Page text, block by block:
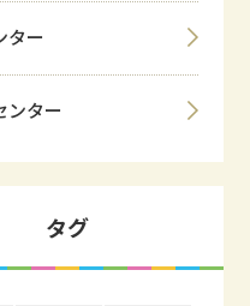
ター
ンター
タグ